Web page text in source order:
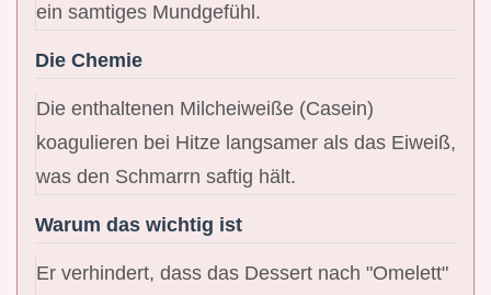
ein samtiges Mundgefühl.
Die Chemie
Die enthaltenen Milcheiweiße (Casein)
koagulieren bei Hitze langsamer als das Eiweiß,
was den Schmarrn saftig hält.
Warum das wichtig ist
Er verhindert, dass das Dessert nach "Omelett"